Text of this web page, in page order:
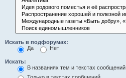
Искать в подфорумах:
Да
Нет
Искать:
В названиях тем и текстах сообщений